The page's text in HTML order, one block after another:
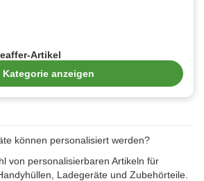
Artikel
Kategorie anzeigen
können personalisiert werden?
von personalisierbaren Artikeln für
Ladegeräte und Zubehörteile.